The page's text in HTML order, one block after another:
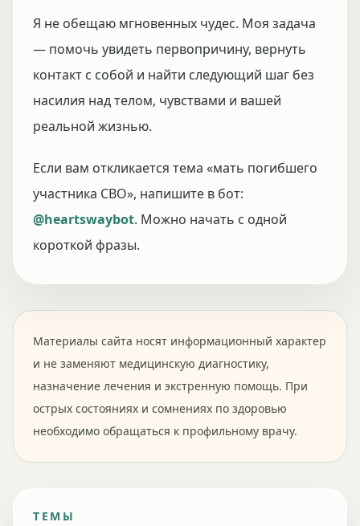
Я не обещаю мгновенных чудес. Моя задача
— помочь увидеть первопричину, вернуть
контакт с собой и найти следующий шаг без
насилия над телом, чувствами и вашей
реальной жизнью.
Если вам откликается тема «мать погибшего
участника СВО», напишите в бот:
@heartswaybot. Можно начать с одной
короткой фразы.
Материалы сайта носят информационный характер
и не заменяют медицинскую диагностику,
назначение лечения и экстренную помощь. При
острых состояниях и сомнениях по здоровью
необходимо обращаться к профильному врачу.
ТЕМЫ